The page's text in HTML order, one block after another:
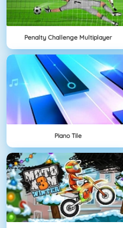
Penalty Challenge Multiplayer
Piano Tile